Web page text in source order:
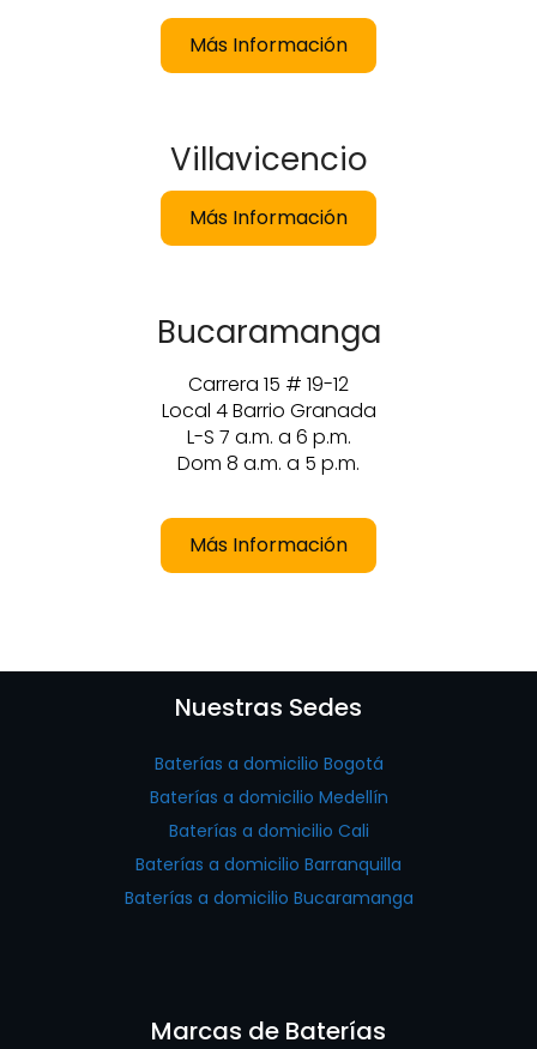
Más Información
Villavicencio
Más Información
Bucaramanga
Carrera 15 # 19-12
Local 4 Barrio Granada
L-S 7 a.m. a 6 p.m.
Dom 8 a.m. a 5 p.m.
Más Información
Nuestras Sedes
Baterías a domicilio Bogotá
Baterías a domicilio Medellín
Baterías a domicilio Cali
Baterías a domicilio Barranquilla
Baterías a domicilio Bucaramanga
Marcas de Baterías